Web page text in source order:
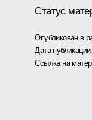
Статус
Опубликован в
Дата публикации:
Ссылка на